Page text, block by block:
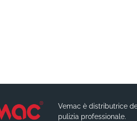
Vemac è distributrice
pulizia professionale.